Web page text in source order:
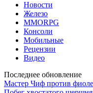
Новости
Железо
MMORPG
Консоли
Мобильные
Рецензии
Видео
Последнее обновление
Мастер Чиф против